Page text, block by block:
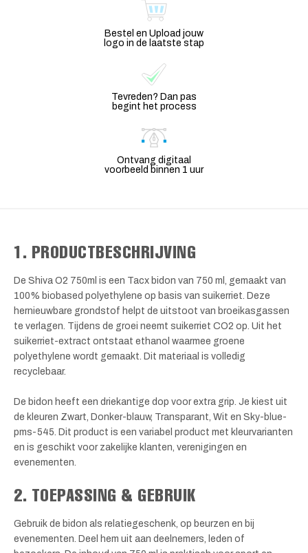
Bestel en Upload jouw
logo in de laatste stap
Tevreden? Dan pas
begint het process
Ontvang digitaal
voorbeeld binnen 1 uur
1. PRODUCTBESCHRIJVING
De Shiva O2 750ml is een Tacx bidon van 750 ml, gemaakt van
100% biobased polyethylene op basis van suikerriet. Deze
hernieuwbare grondstof helpt de uitstoot van broeikasgassen
te verlagen. Tijdens de groei neemt suikerriet CO2 op. Uit het
suikerriet-extract ontstaat ethanol waarmee groene
polyethylene wordt gemaakt. Dit materiaal is volledig
recyclebaar.
De bidon heeft een driekantige dop voor extra grip. Je kiest uit
de kleuren Zwart, Donker-blauw, Transparant, Wit en Sky-blue-
pms-545. Dit product is een variabel product met kleurvarianten
en is geschikt voor zakelijke klanten, verenigingen en
evenementen.
2. TOEPASSING & GEBRUIK
Gebruik de bidon als relatiegeschenk, op beurzen en bij
evenementen. Deel hem uit aan deelnemers, leden of